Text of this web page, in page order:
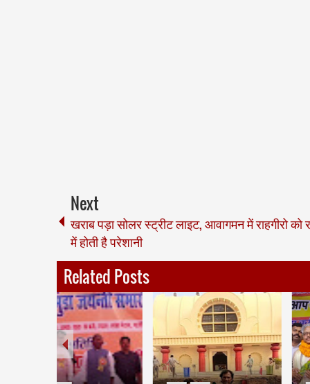
Next
खराब पड़ा सोलर स्ट्रीट लाइट, आवागमन में राहगीरो को
में होती है परेशानी
Related Posts